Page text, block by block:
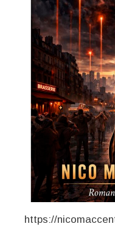
https://